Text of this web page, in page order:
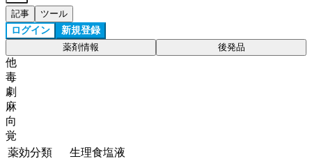
記事 ツール
ログイン 新規登録
薬剤情報 後発品
他
毒
劇
麻
向
覚
薬効分類
生理食塩液